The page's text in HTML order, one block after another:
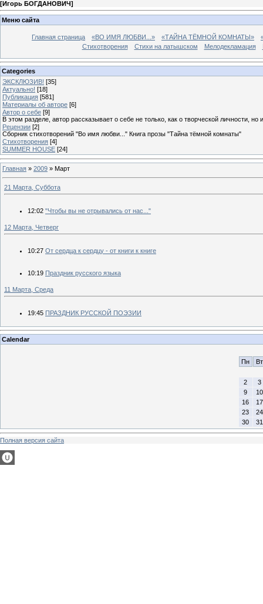
[Игорь БОГДАНОВИЧ]
Меню сайта
Главная страница «ВО ИМЯ ЛЮБВИ...» «ТАЙНА ТЁМНОЙ КОМНАТЫ»
Стихотворения
Стихи на латышском Мелодекламация
Categories
ЭКСКЛЮЗИВ! [35]
Актуально! [18]
Публикация [581]
Материалы об авторе [6]
Автор о себе [9]
В этом разделе, автор рассказывает о себе не только, как о творческой личности,
Рецензии [2]
Сборник стихотворений "Во имя любви..." Книга прозы "Тайна тёмной комнаты"
Стихотворения [4]
SUMMER HOUSE [24]
Главная » 2009 » Март
21 Марта, Суббота
12:02 "Чтобы вы не отрывались от нас..."
12 Марта, Четверг
10:27 От сердца к сердцу - от книги к книге
10:19 Праздник русского языка
11 Марта, Среда
19:45 ПРАЗДНИК РУССКОЙ ПОЭЗИИ
Calendar
Пн Вт
2
3
9
10
16
17
23
24
30
31
Полная версия сайта